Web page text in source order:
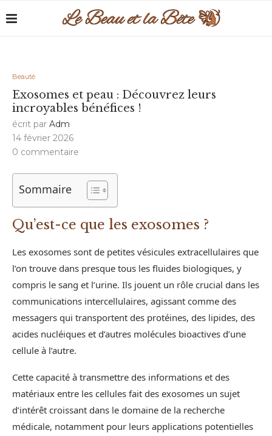
Beauté
Exosomes et peau : Découvrez leurs
incroyables bénéfices !
écrit par Adm
14 février 2026
0 commentaire
Sommaire
Qu’est-ce que les exosomes ?
Les exosomes sont de petites vésicules extracellulaires que
l’on trouve dans presque tous les fluides biologiques, y
compris le sang et l’urine. Ils jouent un rôle crucial dans les
communications intercellulaires, agissant comme des
messagers qui transportent des protéines, des lipides, des
acides nucléiques et d’autres molécules bioactives d’une
cellule à l’autre.
Cette capacité à transmettre des informations et des
matériaux entre les cellules fait des exosomes un sujet
d’intérêt croissant dans le domaine de la recherche
médicale, notamment pour leurs applications potentielles